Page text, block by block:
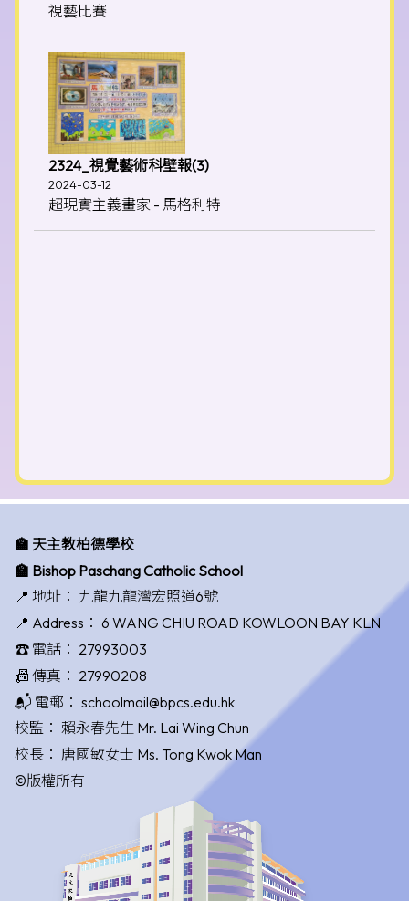
視藝比賽
2324_視覺藝術科壁報(3)
2024-03-12
超現實主義畫家 - 馬格利特
🏫 天主教柏德學校
🏫 Bishop Paschang Catholic School
📍 地址： 九龍九龍灣宏照道6號
📍 Address： 6 WANG CHIU ROAD KOWLOON BAY KLN
☎️ 電話： 27993003
📠 傳真： 27990208
📬 電郵： schoolmail@bpcs.edu.hk
校監： 賴永春先生 Mr. Lai Wing Chun
校長： 唐國敏女士 Ms. Tong Kwok Man
©版權所有